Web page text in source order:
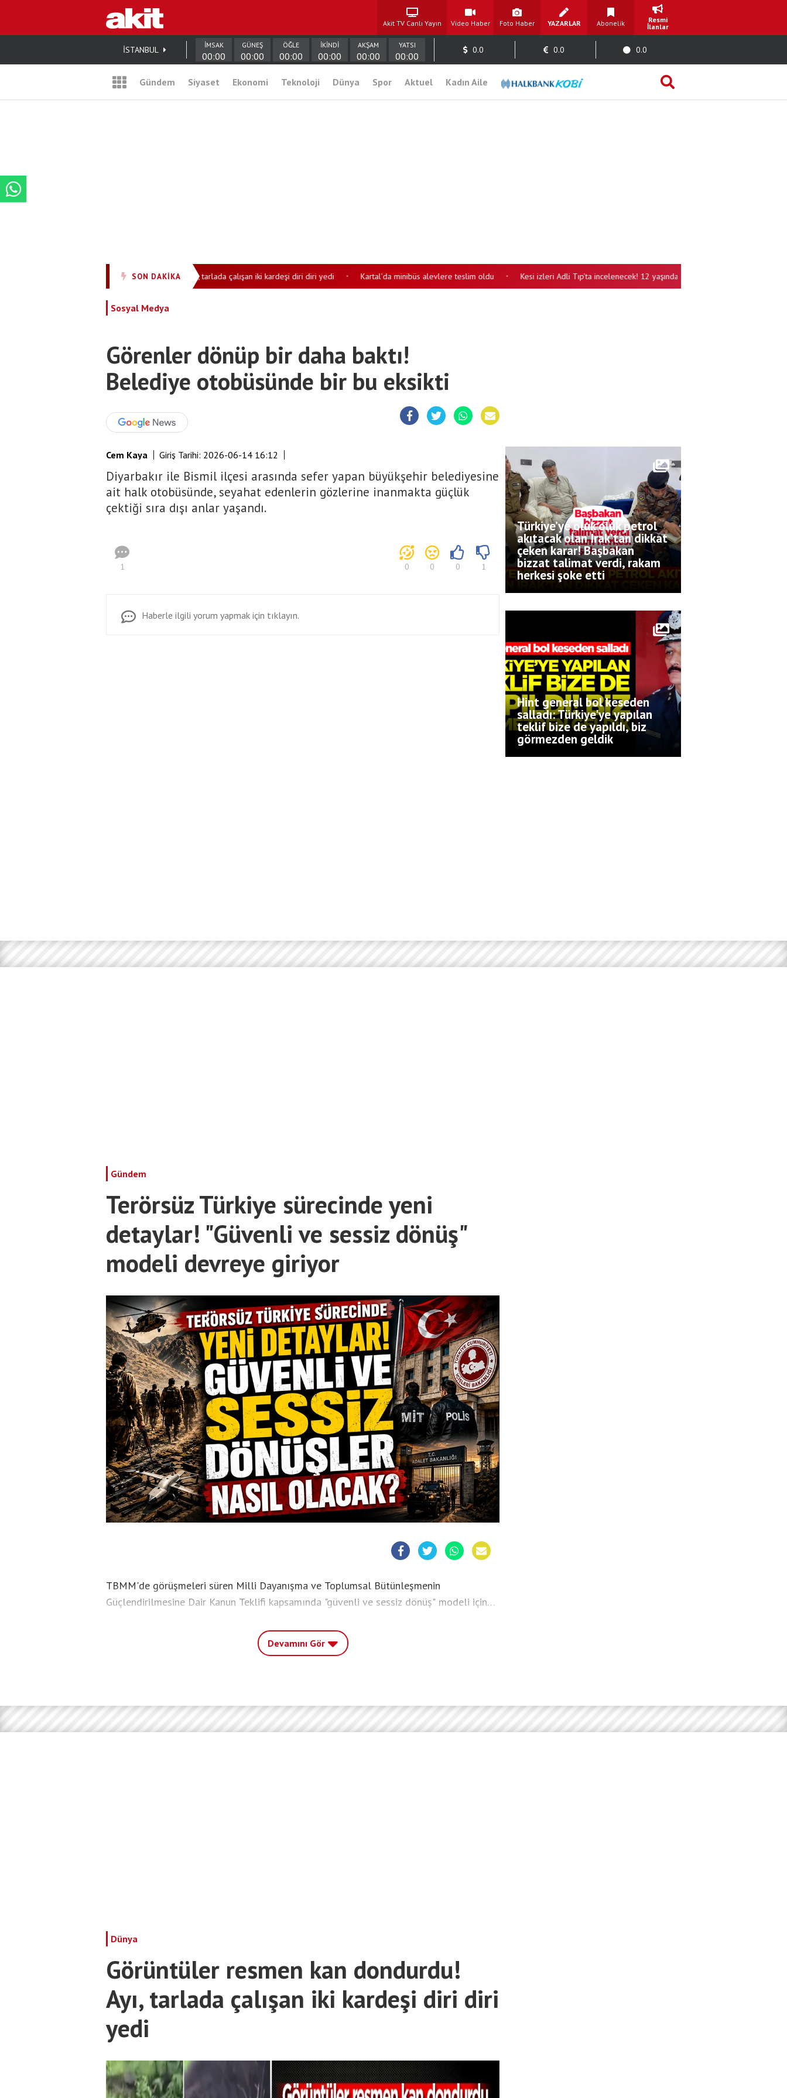
Akit TV Canlı Yayın Video Haber Foto Haber YAZARLAR Abonelik
Resmi
İlanlar
İSTANBUL İMSAK
00:00
GÜNEŞ
00:00
ÖĞLE
00:00
İKİNDİ
00:00
AKŞAM
00:00
YATSI
00:00
0.0 0.0 0.0
Gündem Siyaset Ekonomi Teknoloji Dünya Spor Aktuel Kadın Aile
SON DAKİKA
Görüntüler resmen kan dondurdu! Ayı, tarlada çalışan iki kardeşi diri diri yedi • Kartal'da minibüs alevlere teslim oldu • Kesi izleri Adli Tıp’ta incelenecek! 12 yaşındaki Eyüp Can’ın ölümünde yeni
Sosyal Medya
Görenler dönüp bir daha baktı!
Belediye otobüsünde bir bu eksikti
Cem Kaya Giriş Tarihi: 2026-06-14 16:12
Diyarbakır ile Bismil ilçesi arasında sefer yapan büyükşehir belediyesine
ait halk otobüsünde, seyahat edenlerin gözlerine inanmakta güçlük
çektiği sıra dışı anlar yaşandı.
1 0 0 0 1
Haberle ilgili yorum yapmak için tıklayın.
Türkiye’ye oluk oluk petrol
akıtacak olan Irak’tan dikkat
çeken karar! Başbakan
bizzat talimat verdi, rakam
herkesi şoke etti
Hint general bol keseden
salladı: Türkiye'ye yapılan
teklif bize de yapıldı, biz
görmezden geldik
Gündem
Terörsüz Türkiye sürecinde yeni
detaylar! "Güvenli ve sessiz dönüş"
modeli devreye giriyor
TBMM'de görüşmeleri süren Milli Dayanışma ve Toplumsal Bütünleşmenin
Güçlendirilmesine Dair Kanun Teklifi kapsamında "güvenli ve sessiz dönüş" modeli için
ertelemesi uygulanabilecek kişilerin ise İçişleri Bakanlığı ve MİT tarafından özel
mekanizmalarla takip edileceği belirtiliyor.
Devamını Gör
Dünya
Görüntüler resmen kan dondurdu!
Ayı, tarlada çalışan iki kardeşi diri diri
yedi